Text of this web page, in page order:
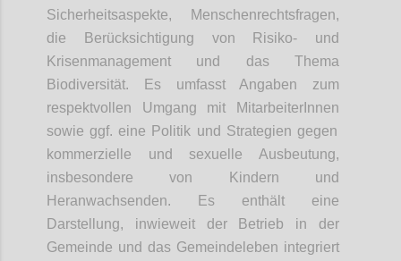
Sicherheitsaspekte, Menschenrechtsfragen,
die Berücksichtigung von Risiko- und
Krisenmanagement und das Thema
Biodiversität. Es umfasst Angaben zum
respektvollen Umgang mit
MitarbeiterInnen
sowie ggf. eine Politik und Strategien gegen
kommerzielle und sexuelle Ausbeutung,
insbesondere von Kindern und
Heranwachsenden. Es enthält eine
Darstellung, inwieweit der Betrieb in der
Gemeinde und das Gemeindeleben integriert